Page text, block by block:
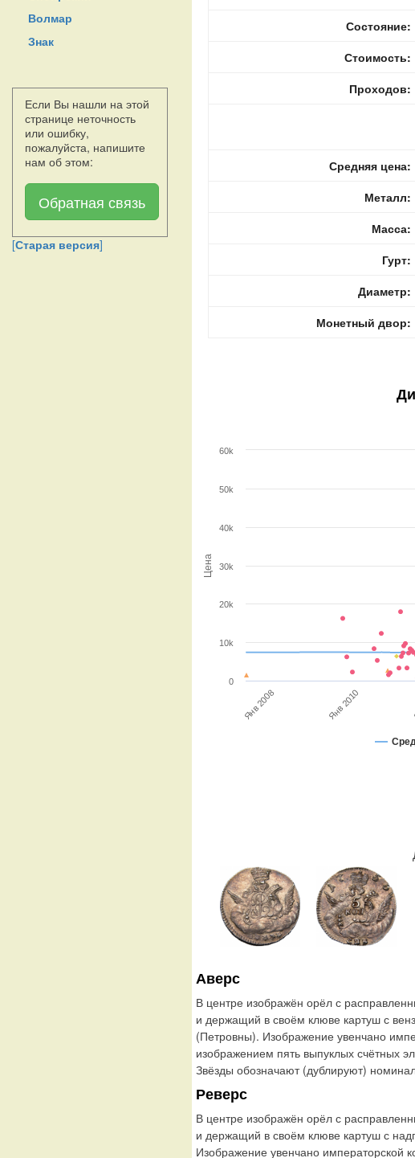
Волмар
Знак
Если Вы нашли на этой
странице неточность
или ошибку,
пожалуйста, напишите
нам об этом:
Обратная связь
[Старая версия]
Состояние:
Стоимость:
Проходов:
Средняя цена:
Металл:
Масса:
Гурт:
Диаметр:
Монетный двор:
Цена
Янв 2008 Янв 2010
0
10k
20k
30k
40k
50k
60k
Аверс
В центре изображён орёл с
и держащий в своём клюве картуш с
(Петровны). Изображение увенчано
изображением пять выпуклых счётных
Звёзды обозначают (дублируют)
Реверс
В центре изображён орёл с
и держащий в своём клюве картуш с
Изображение увенчано императорской